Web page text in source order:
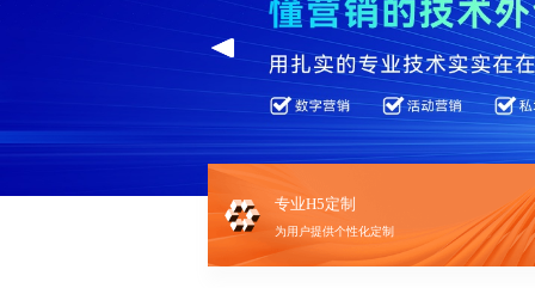
专业H5定制
为用户提供个性化定制